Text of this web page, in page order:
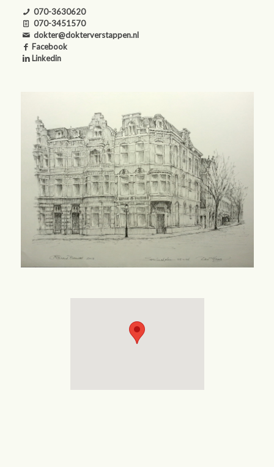
070-3630620
070-3451570
dokter@dokterverstappen.nl
Facebook
Linkedin